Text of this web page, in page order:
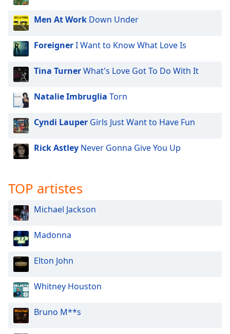
Men At Work Down Under
ForeignerI Want to Know What Love Is
Tina TurnerWhat's Love Got To Do With It
Natalie Imbruglia Torn
Cyndi Lauper Girls Just Want to Have Fun
Rick Astley Never Gonna Give You Up
TOP artistes
Michael Jackson
Madonna
Elton John
Whitney Houston
Bruno M**s